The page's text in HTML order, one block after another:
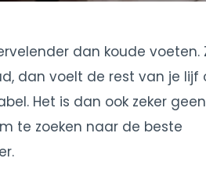
dan koude voeten.
dan voelt de rest van je lijf
Het is dan ook zeker geen
te zoeken naar de beste